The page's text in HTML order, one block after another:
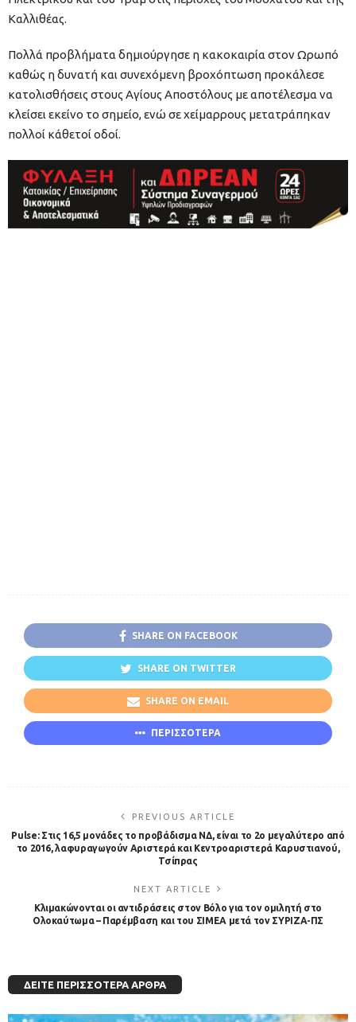
Καλλιθέας.
Πολλά προβλήματα δημιούργησε η κακοκαιρία στον Ωρωπό
καθώς η δυνατή και συνεχόμενη βροχόπτωση προκάλεσε
κατολισθήσεις στους Αγίους Αποστόλους με αποτέλεσμα να
κλείσει εκείνο το σημείο, ενώ σε χείμαρρους μετατράπηκαν
πολλοί κάθετοί οδοί.
SHARE ON FACEBOOK
SHARE ON TWITTER
SHARE ON EMAIL
ΠΕΡΙΣΣΟΤΕΡΑ
PREVIOUS ARTICLE
Pulse: Στις 16,5 μονάδες το προβάδισμα ΝΔ, είναι το 2ο μεγαλύτερο από
το 2016, λαφυραγωγούν Αριστερά και Κεντροαριστερά Καρυστιανού,
Τσίπρας
NEXT ARTICLE
Κλιμακώνονται οι αντιδράσεις στον Βόλο για τον ομιλητή στο
Ολοκαύτωμα – Παρέμβαση και του ΣΙΜΕΑ μετά τον ΣΥΡΙΖΑ-ΠΣ
ΔΕΊΤΕ ΠΕΡΙΣΣΌΤΕΡΑ ΆΡΘΡΑ